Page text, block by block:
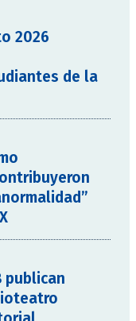
2026
de la
publican